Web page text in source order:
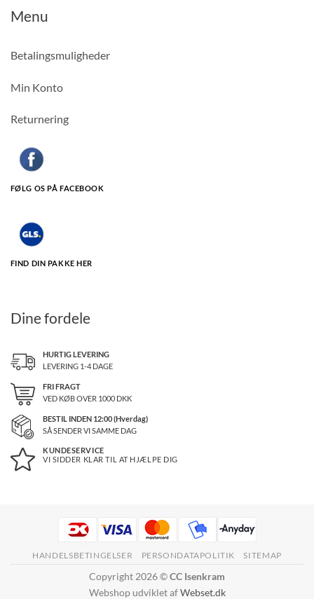
Menu
Betalingsmuligheder
Min Konto
Returnering
FØLG OS PÅ FACEBOOK
FIND DIN PAKKE HER
Dine fordele
HURTIG LEVERING
LEVERING 1-4 DAGE
FRI FRAGT
VED KØB OVER 1000DKK
BESTIL INDEN 12:00 (Hverdag)
SÅ SENDER VI SAMME DAG
KUNDESERVICE
VI SIDDER KLAR TIL AT HJÆLPE DIG
HANDELSBETINGELSER PERSONDATAPOLITIK SITEMAP
Copyright 2026 ©CC Isenkram
Webshop udviklet afWebset.dk